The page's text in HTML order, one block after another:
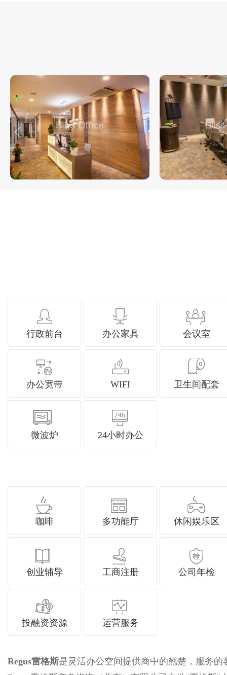
行政前台 办公家具 会议室
办公宽带 WIFI 卫生间配套
微波炉 24小时办公
咖啡 多功能厅 休闲娱乐区
创业辅导 工商注册 公司年检
投融资资源 运营服务
Regus雷格斯是灵活办公空间提供商中的翘楚，服务的客